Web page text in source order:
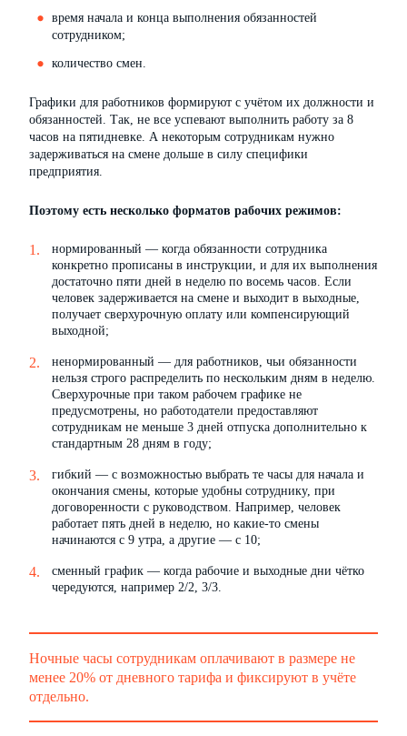
время начала и конца выполнения обязанностей
сотрудником;
количество смен.
Графики для работников формируют с учётом их должности и
обязанностей. Так, не все успевают выполнить работу за 8
часов на пятидневке. А некоторым сотрудникам нужно
задерживаться на смене дольше в силу специфики
предприятия.
Поэтому есть несколько форматов рабочих режимов:
нормированный — когда обязанности сотрудника
конкретно прописаны в инструкции, и для их выполнения
достаточно пяти дней в неделю по восемь часов. Если
человек задерживается на смене и выходит в выходные,
получает сверхурочную оплату или компенсирующий
выходной;
ненормированный — для работников, чьи обязанности
нельзя строго распределить по нескольким дням в неделю.
Сверхурочные при таком рабочем графике не
предусмотрены, но работодатели предоставляют
сотрудникам не меньше 3 дней отпуска дополнительно к
стандартным 28 дням в году;
гибкий — с возможностью выбрать те часы для начала и
окончания смены, которые удобны сотруднику, при
договоренности с руководством. Например, человек
работает пять дней в неделю, но какие-то смены
начинаются с 9 утра, а другие — с 10;
сменный график — когда рабочие и выходные дни чётко
чередуются, например 2/2, 3/3.
Ночные часы сотрудникам оплачивают в размере не
менее 20% от дневного тарифа и фиксируют в учёте
отдельно.